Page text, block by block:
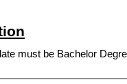
must be Bachelor